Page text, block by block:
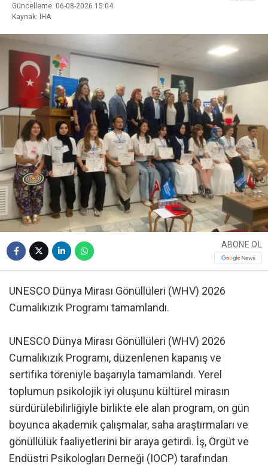
Güncelleme: 06-08-2026 15:04
Kaynak: İHA
ABONE OL
UNESCO Dünya Mirası Gönüllüleri (WHV) 2026
Cumalıkızık Programı tamamlandı.
UNESCO Dünya Mirası Gönüllüleri (WHV) 2026
Cumalıkızık Programı, düzenlenen kapanış ve
sertifika töreniyle başarıyla tamamlandı. Yerel
toplumun psikolojik iyi oluşunu kültürel mirasın
sürdürülebilirliğiyle birlikte ele alan program, on gün
boyunca akademik çalışmalar, saha araştırmaları ve
gönüllülük faaliyetlerini bir araya getirdi. İş, Örgüt ve
Endüstri Psikologları Derneği (IOCP) tarafından